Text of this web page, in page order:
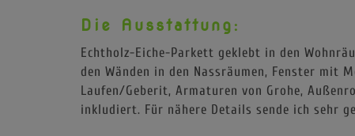
Die Ausstattung:
Echtholz-Eiche-Parkett geklebt in den
den Wänden in den Nassräumen, Fenster mit
Laufen/Geberit, Armaturen von Grohe,
inkludiert. Für nähere Details sende ich sehr